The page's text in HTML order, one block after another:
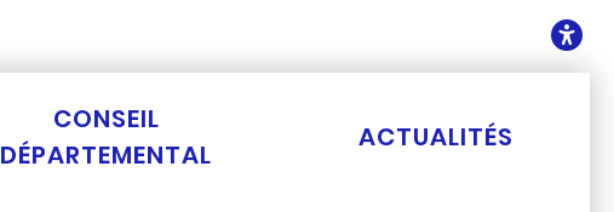
CONSEIL
DÉPARTEMENTAL
ACTUALITÉS